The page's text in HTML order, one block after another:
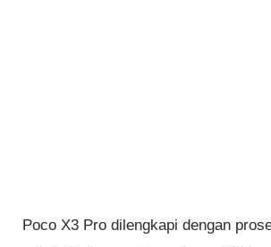
Poco X3 Pro dilengkapi dengan